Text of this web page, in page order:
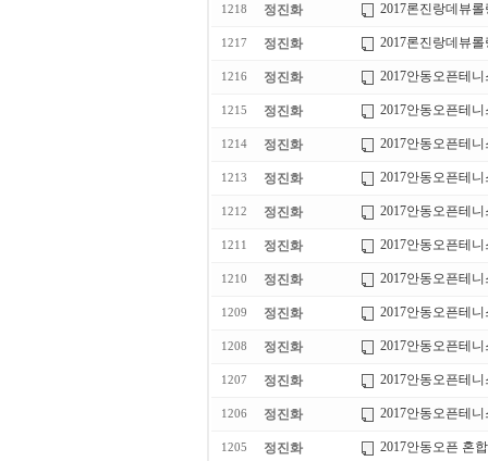
1218 정진화 2017론진랑데뷰
1217 정진화 2017론진랑데뷰
1216 정진화 2017안동오픈테
1215 정진화 2017안동오픈테
1214 정진화 2017안동오픈테
1213 정진화 2017안동오픈테
1212 정진화 2017안동오픈테
1211 정진화 2017안동오픈테
1210 정진화 2017안동오픈테
1209 정진화 2017안동오픈테
1208 정진화 2017안동오픈테
1207 정진화 2017안동오픈테
1206 정진화 2017안동오픈테
1205 정진화 2017안동오픈 혼